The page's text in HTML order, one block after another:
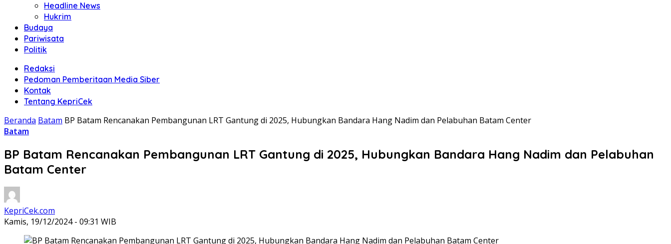
Headline News
Hukrim
Budaya
Pariwisata
Politik
Redaksi
Pedoman Pemberitaan Media Siber
Kontak
Tentang KepriCek
Beranda Batam BP Batam Rencanakan Pembangunan LRT Gantung di 2025, Hubungkan Bandara Hang Nadim dan Pelabuhan Batam Center
Batam
BP Batam Rencanakan Pembangunan LRT Gantung di 2025, Hubungkan Bandara Hang Nadim dan Pelabuhan
Batam Center
KepriCek.com
Kamis, 19/12/2024 - 09:31 WIB